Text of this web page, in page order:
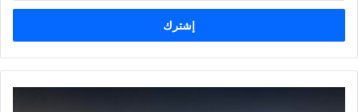
الإلكتروني